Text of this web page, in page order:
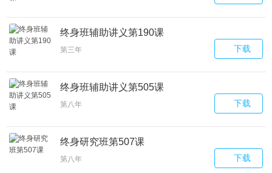
终身班辅助讲义第190课
第三年 下载
终身班辅助讲义第505课
第八年 下载
终身研究班第507课
第八年 下载